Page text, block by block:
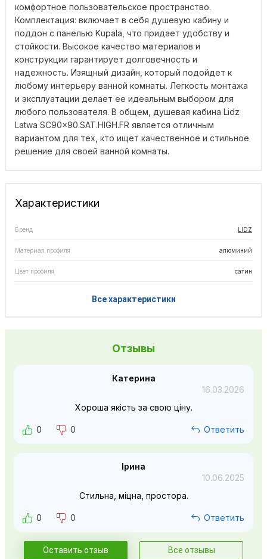
комфортное пользовательское пространство.
Комплектация: включает в себя душевую кабину и
поддон с панелью Kupala, что придает удобству и
стойкости. Высокое качество материалов и
конструкции гарантирует долговечность и
надежность. Изящный дизайн, который подойдет к
любому интерьеру ванной комнаты. Легкость монтажа
и эксплуатации делает ее идеальным выбором для
любого пользователя. В общем, душевая кабина Lidz
Latwa SC90x90.SAT.HIGH.FR является отличным
вариантом для тех, кто ищет качественное и стильное
решение для своей ванной комнаты.
Характеристики
Бренд LIDZ
Материал профиля алюминий
Цвет профиля сатин
Все характеристики
Отзывы
Катерина
16.03.2026
Хороша якість за свою ціну.
0 0 Ответить
Ірина
10.06.2025
Стильна, міцна, простора.
0 0 Ответить
Оставить отзыв Все отзывы